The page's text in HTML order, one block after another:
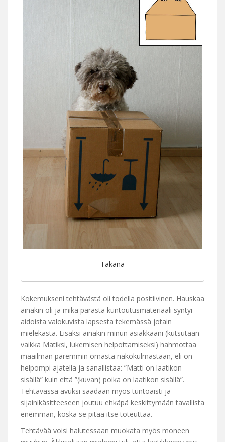
Takana
Kokemukseni tehtävästä oli todella positiivinen. Hauskaa
ainakin oli ja mikä parasta kuntoutusmateriaali syntyi
aidoista valokuvista lapsesta tekemässä jotain
mielekästä. Lisäksi ainakin minun asiakkaani (kutsutaan
vaikka Matiksi, lukemisen helpottamiseksi) hahmottaa
maailman paremmin omasta näkökulmastaan, eli on
helpompi ajatella ja sanallistaa: ”Matti on laatikon
sisällä” kuin että ”(kuvan) poika on laatikon sisällä”.
Tehtävässä avuksi saadaan myös tuntoaisti ja
sijainikäsitteeseen joutuu ehkäpä keskittymään tavallista
enemmän, koska se pitää itse toteuttaa.
Tehtävää voisi halutessaan muokata myös moneen